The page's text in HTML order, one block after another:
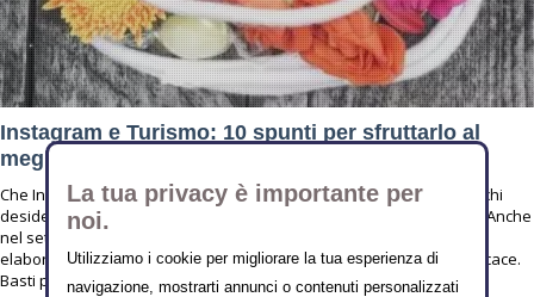
Instagram e Turismo: 10 spunti per sfruttarlo al
meglio
Che Instagram sia uno strumento dalle formidabili potenzialità per chi
desidera promuovere la propria attività è ormai una cosa risaputa. Anche
nel settore del turismo il suo utilizzo è ormai imprescindibile per
elaborare una strategia di marketing e comunicazione davvero efficace.
Basti pensare che nel
La tua privacy è importante per
noi.
Utilizziamo i cookie per migliorare la tua esperienza di
navigazione, mostrarti annunci o contenuti personalizzati